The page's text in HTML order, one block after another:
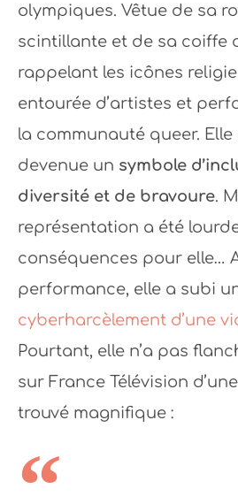
olympiques. Vêtue de sa
scintillante et de sa coiffe
rappelant les icônes
entourée d’artistes et
la communauté queer. Elle
devenue un symbole
diversité et de bravoure.
représentation a été
conséquences pour elle…
performance, elle a subi
cyberharcèlement d’une
Pourtant, elle n’a pas
sur France Télévision
trouvé magnifique :